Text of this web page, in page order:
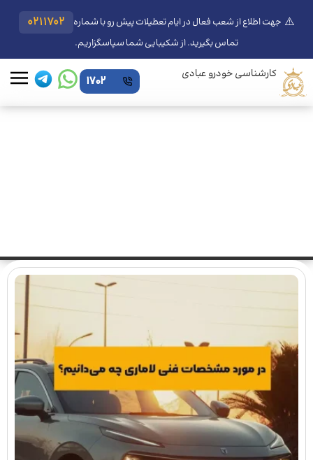
⚠️ جهت اطلاع از شعب فعال در ایام تعطیلات پیش رو با شماره 0211702
تماس بگیرید. از شکیبایی شما سپاسگزاریم.
کارشناسی خودرو عبادی 1702